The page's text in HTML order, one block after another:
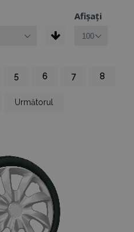
Afișați
5 6 7 8
Următorul